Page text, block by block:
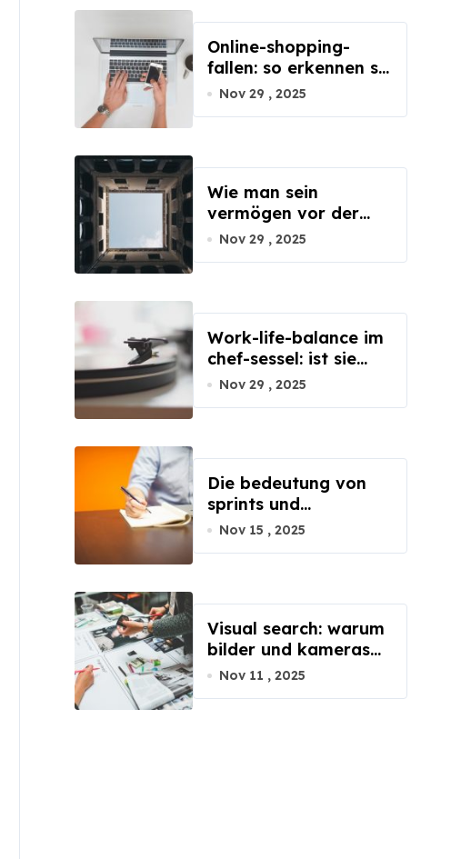
Online-shopping-
fallen: so erkennen sie
fake-shops sofort
Nov 29 , 2025
Wie man sein
vermögen vor der
inflation schützt
Nov 29 , 2025
Work-life-balance im
chef-sessel: ist sie
möglich?
Nov 29 , 2025
Die bedeutung von
sprints und
retrospektiven im
Nov 15 , 2025
Visual search: warum
bilder und kameras
die suchmaschinen
Nov 11 , 2025